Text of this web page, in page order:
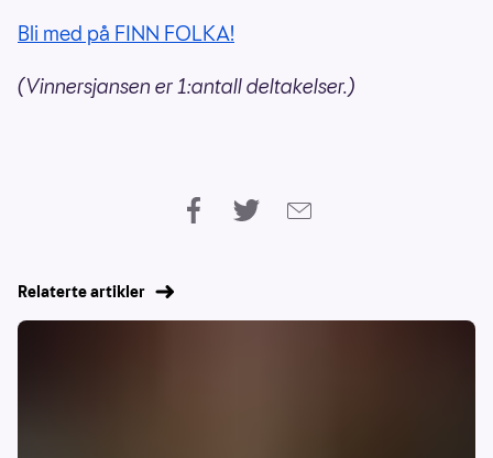
Bli med på FINN FOLKA!
(Vinnersjansen er 1:antall deltakelser.)
Relaterte artikler